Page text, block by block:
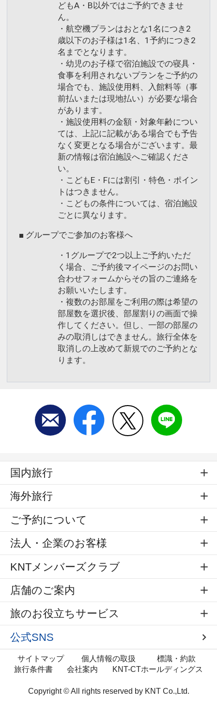
どもA・B以外ではご予約できませ
ん。
・航空機プランはおとな1名につき2
歳以下のお子様は1名、1予約につき2
名までとなります。
・幼児のお子様で宿泊施設での寝具・
食事を利用されないプランをご予約の
場合でも、施設使用料、入館料等（事
前払いまたは現地払い）が必要な場合
があります。
・施設使用料の金額・対象年齢につい
ては、上記に記載がある場合でも予告
なく変更となる場合がございます。最
新の情報は宿泊施設へご確認くださ
い。
・こどもE・Fには割引・特色・ポイン
トはつきません。
・こどもの条件については、宿泊施設
ごとに異なります。
■ グループでご参加のお客様へ
・1グループで2つ以上ご予約いただ
く場合、ご予約後マイページのお問い
合わせフォームからその旨のご連絡を
お願いいたします。
・複数のお部屋をご利用の際は希望の
部屋数を選択後、部屋割りの画面で操
作してください。但し、一部の部屋の
みの取消しはできません。旅行全体を
取消しの上改めて新規でのご予約とな
ります。
国内旅行
海外旅行
ご予約について
法人・企業のお客様
KNTメンバーズクラブ
店舗のご案内
旅のお役立ちサービス
公式SNS
サイトマップ 個人情報の取扱
標識・約款
旅行条件書
会社案内 KNT-CTホールディングス
Copyright © All rights reserved by KNT Co.,Ltd.